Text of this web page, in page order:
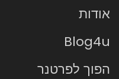
אודות
Blog4u
הפוך לפרטנר